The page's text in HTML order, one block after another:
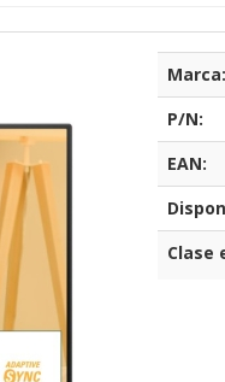
Marca:
P/N:
EAN:
Clase